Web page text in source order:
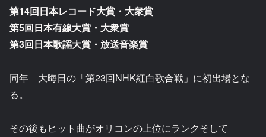
第14回日本レコード大賞・大衆賞
第5回日本有線大賞・大衆賞
第3回日本歌謡大賞・放送音楽賞
同年 大晦日の「第23回NHK紅白歌合戦」に初出場とな
る。
その後もヒット曲がオリコンの上位にランクそして